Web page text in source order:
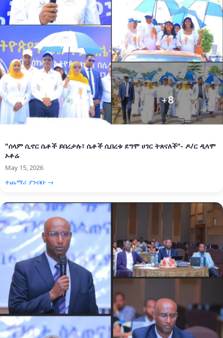
"ሰላም ሲኖር ሴቶች ይበረታሉ፣ ሴቶች ሲበረቱ ደግሞ ሀገር ትጸናለች"- ዶ/ር ዲላሞ
ኦቶሬ
May 15, 2026
ተጨማሪ ያንብቡ →